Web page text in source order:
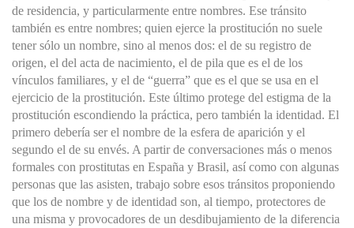
de residencia, y particularmente entre nombres. Ese tránsito
también es entre nombres; quien ejerce la prostitución no suele
tener sólo un nombre, sino al menos dos: el de su registro de
origen, el del acta de nacimiento, el de pila que es el de los
vínculos familiares, y el de “guerra” que es el que se usa en el
ejercicio de la prostitución. Este último protege del estigma de la
prostitución escondiendo la práctica, pero también la identidad. El
primero debería ser el nombre de la esfera de aparición y el
segundo el de su envés. A partir de conversaciones más o menos
formales con prostitutas en España y Brasil, así como con algunas
personas que las asisten, trabajo sobre esos tránsitos proponiendo
que los de nombre y de identidad son, al tiempo, protectores de
una misma y provocadores de un desdibujamiento de la diferencia